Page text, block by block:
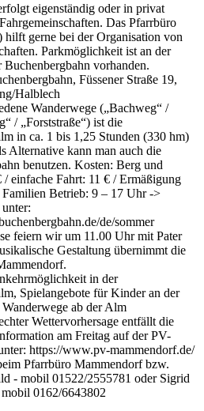
eigenständig oder in privat
Das Pfarrbüro
hilft gerne bei der Organisation von
Parkmöglichkeit ist an der
Buchenbergbahn vorhanden.
Füssener Straße 19,
Halblech
Wanderwege („Bachweg“ /
/ „Forststraße“) ist die
in ca. 1 bis 1,25 Stunden (330 hm)
Alternative kann man auch die
benutzen. Kosten: Berg und
/ einfache Fahrt: 11 € / Ermäßigung
Betrieb: 9 – 17 Uhr ->
de/sommer
feiern wir um 11.00 Uhr mit Pater
Gestaltung übernimmt die
in der
Spielangebote für Kinder an der
ab der Alm
Wettervorhersage entfällt die
am Freitag auf der PV-
https://www.pv-mammendorf.de/
Pfarrbüro Mammendorf bzw.
- mobil 01522/2555781 oder Sigrid
0162/6643802